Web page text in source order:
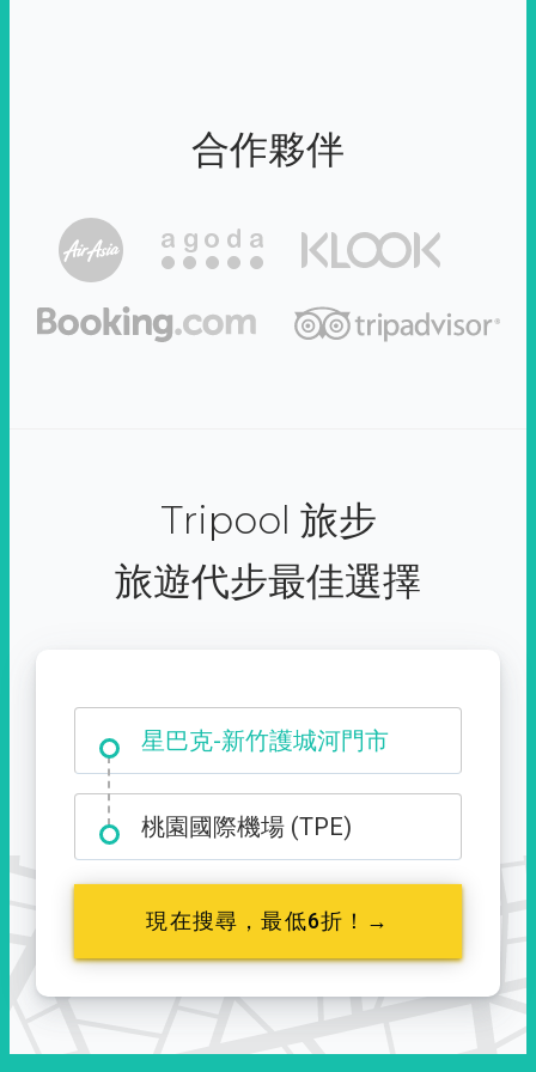
合作夥伴
Tripool 旅步
旅遊代步最佳選擇
星巴克-新竹護城河門市
大霸尖山登山口
桃園國際機場 (TPE)
現在搜尋，最低6折！→